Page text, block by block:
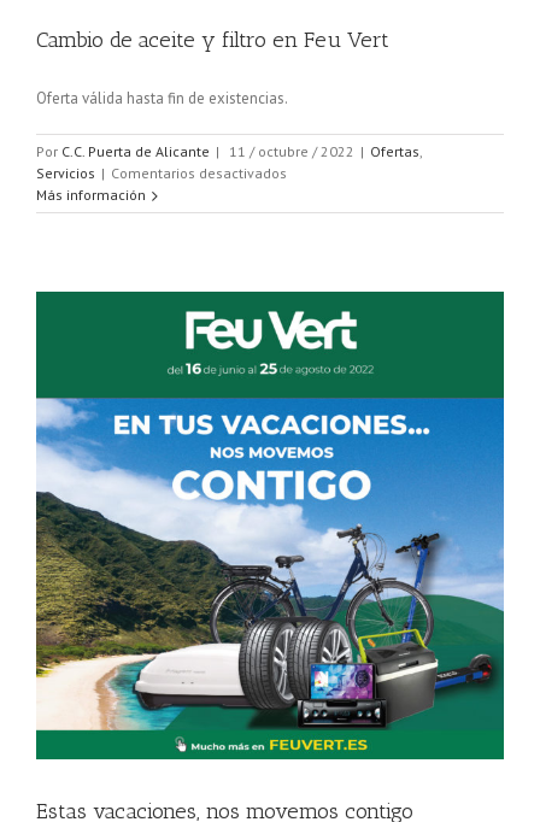
Cambio de aceite y filtro en Feu Vert
Oferta válida hasta fin de existencias.
Por C.C. Puerta de Alicante | 11 / octubre / 2022 | Ofertas
Servicios | Comentarios desactivados
de
Feu
Vert
Más información
Estas vacaciones, nos movemos contigo